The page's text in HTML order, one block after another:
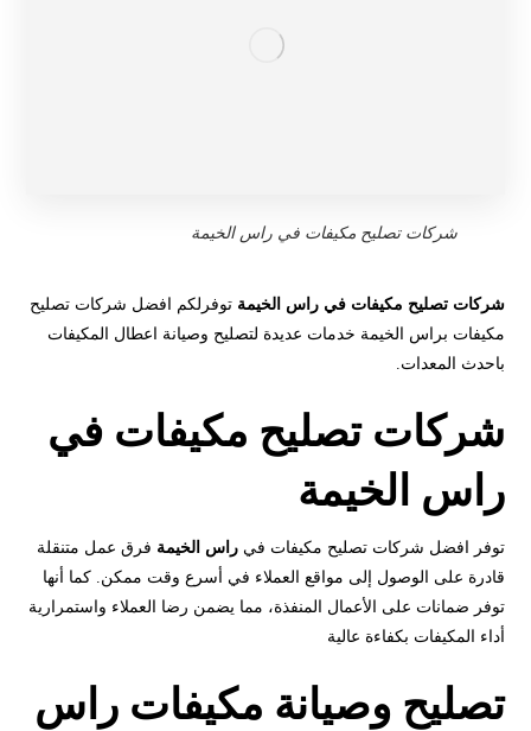
شركات تصليح مكيفات في راس الخيمة
شركات تصليح مكيفات في راس الخيمةتوفرلكم افضل شركات تصليح
مكيفات براس الخيمة خدمات عديدة لتصليح وصيانة اعطال المكيفات
باحدث المعدات.
شركات تصليح مكيفات في
راس الخيمة
توفر افضل شركات تصليح مكيفات فيراس الخيمة فرق عمل متنقلة
قادرة على الوصول إلى مواقع العملاء في أسرع وقت ممكن. كما أنها
توفر ضمانات على الأعمال المنفذة، مما يضمن رضا العملاء واستمرارية
أداء المكيفات بكفاءة عالية
تصليح وصيانة مكيفات راس